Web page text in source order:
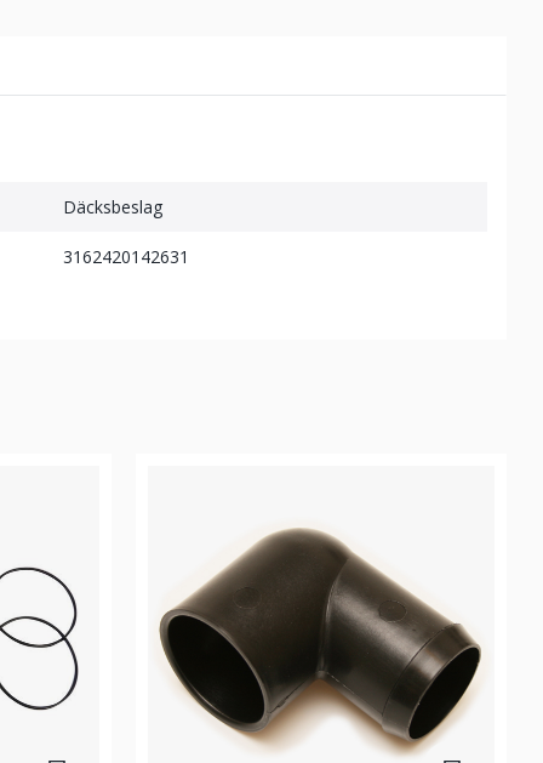
Däcksbeslag
3162420142631